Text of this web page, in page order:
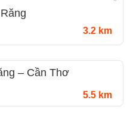
3.2 km
– Cần Thơ
5.5 km